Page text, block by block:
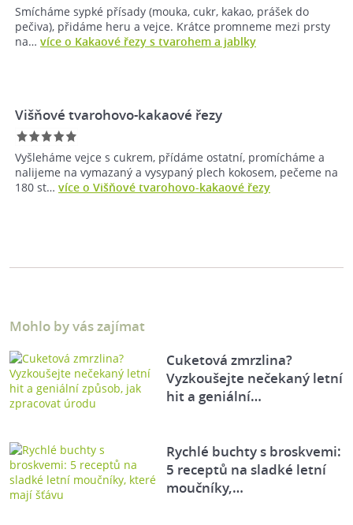
Smícháme sypké přísady (mouka, cukr, kakao, prášek do
pečiva), přidáme heru a vejce. Krátce promneme mezi prsty
na… více o Kakaové řezy s tvarohem a jablky
Višňové tvarohovo-kakaové řezy
Vyšleháme vejce s cukrem, přídáme ostatní, promícháme a
nalijeme na vymazaný a vysypaný plech kokosem, pečeme na
180 st… více o Višňové tvarohovo-kakaové řezy
Mohlo by vás zajímat
Cuketová zmrzlina?
Vyzkoušejte nečekaný letní
hit a geniální…
Rychlé buchty s broskvemi:
5 receptů na sladké letní
moučníky,…